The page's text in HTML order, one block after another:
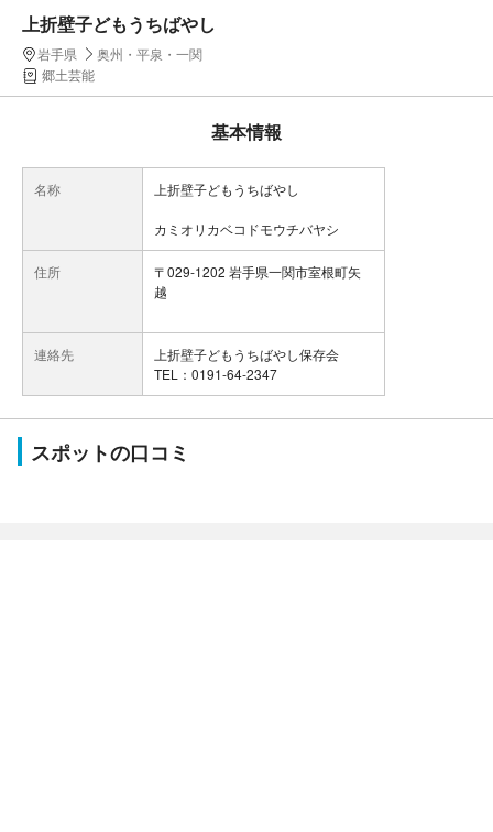
上折壁子どもうちばやし
岩手県
奥州・平泉・一関
郷土芸能
基本情報
名称 上折壁子どもうちばやし
カミオリカベコドモウチバヤシ
住所
〒029-1202 岩手県一関市室根町矢
越
連絡先
上折壁子どもうちばやし保存会
TEL：0191-64-2347
スポットの口コミ